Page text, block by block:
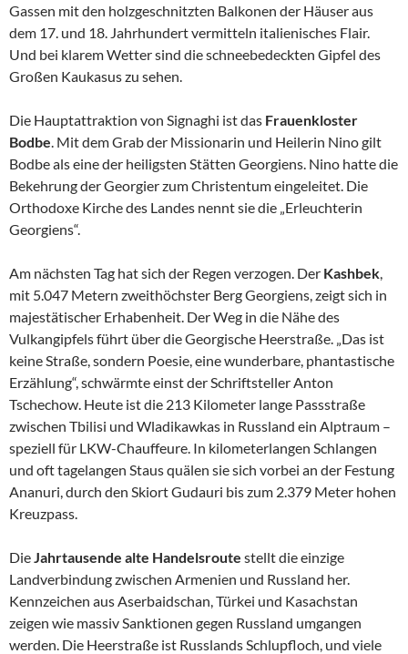
Gassen mit den holzgeschnitzten Balkonen der Häuser aus
dem 17. und 18. Jahrhundert vermitteln italienisches Flair.
Und bei klarem Wetter sind die schneebedeckten Gipfel des
Großen Kaukasus zu sehen.
Die Hauptattraktion von Signaghi ist das Frauenkloster
Bodbe. Mit dem Grab der Missionarin und Heilerin Nino gilt
Bodbe als eine der heiligsten Stätten Georgiens. Nino hatte die
Bekehrung der Georgier zum Christentum eingeleitet. Die
Orthodoxe Kirche des Landes nennt sie die „Erleuchterin
Georgiens“.
Am nächsten Tag hat sich der Regen verzogen. Der Kashbek,
mit 5.047 Metern zweithöchster Berg Georgiens, zeigt sich in
majestätischer Erhabenheit. Der Weg in die Nähe des
Vulkangipfels führt über die Georgische Heerstraße. „Das ist
keine Straße, sondern Poesie, eine wunderbare, phantastische
Erzählung“, schwärmte einst der Schriftsteller Anton
Tschechow. Heute ist die 213 Kilometer lange Passstraße
zwischen Tbilisi und Wladikawkas in Russland ein Alptraum –
speziell für LKW-Chauffeure. In kilometerlangen Schlangen
und oft tagelangen Staus quälen sie sich vorbei an der Festung
Ananuri, durch den Skiort Gudauri bis zum 2.379 Meter hohen
Kreuzpass.
DieJahrtausende alte Handelsroute stellt die einzige
Landverbindung zwischen Armenien und Russland her.
Kennzeichen aus Aserbaidschan, Türkei und Kasachstan
zeigen wie massiv Sanktionen gegen Russland umgangen
werden. Die Heerstraße ist Russlands Schlupfloch, und viele